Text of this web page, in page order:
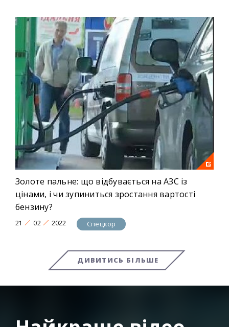
Золоте пальне: що відбувається на АЗС із
цінами, і чи зупиниться зростання вартості
бензину?
21 02 2022 Спецкор
ДИВИТИСЬ БІЛЬШЕ